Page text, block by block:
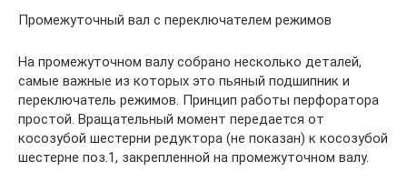
Промежуточный вал с переключателем режимов
На промежуточном валу собрано несколько деталей,
самые важные из которых это пьяный подшипник и
переключатель режимов. Принцип работы перфоратора
простой. Вращательный момент передается от
косозубой шестерни редуктора (не показан) к косозубой
шестерне поз.1, закрепленной на промежуточном валу.